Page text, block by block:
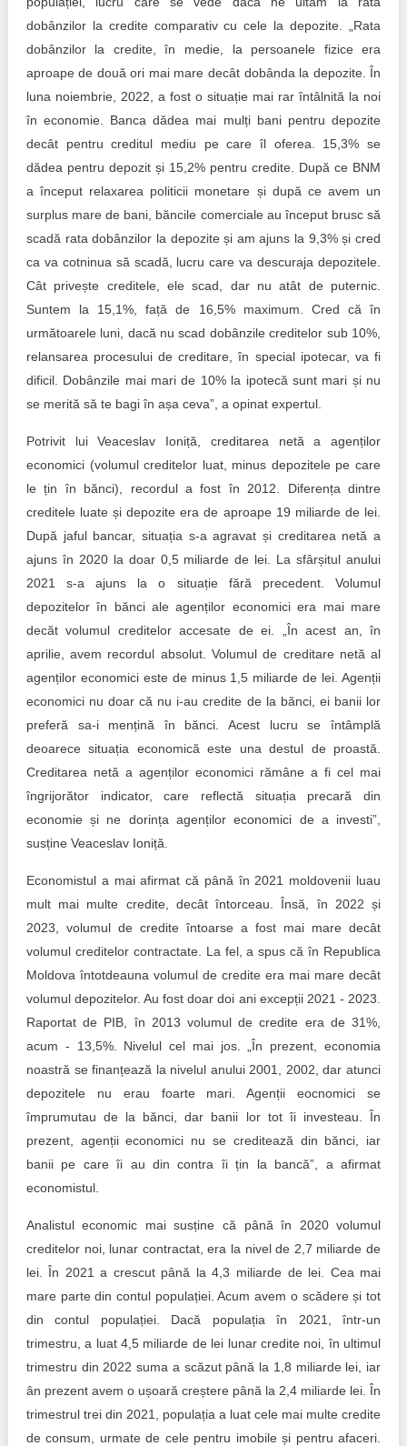
dobânzilor la credite comparativ cu cele la depozite. „Rata
dobânzilor la credite, în medie, la persoanele fizice era
aproape de două ori mai mare decât dobânda la depozite. În
luna noiembrie, 2022, a fost o situație mai rar întâlnită la noi
în economie. Banca dădea mai mulți bani pentru depozite
decât pentru creditul mediu pe care îl oferea. 15,3% se
dădea pentru depozit și 15,2% pentru credite. După ce BNM
a început relaxarea politicii monetare și după ce avem un
surplus mare de bani, băncile comerciale au început brusc să
scadă rata dobânzilor la depozite și am ajuns la 9,3% și cred
ca va cotninua să scadă, lucru care va descuraja depozitele.
Cât privește creditele, ele scad, dar nu atât de puternic.
Suntem la 15,1%, față de 16,5% maximum. Cred că în
următoarele luni, dacă nu scad dobânzile creditelor sub 10%,
relansarea procesului de creditare, în special ipotecar, va fi
dificil. Dobânzile mai mari de 10% la ipotecă sunt mari și nu
se merită să te bagi în așa ceva”, a opinat expertul.
Potrivit lui Veaceslav Ioniță, creditarea netă a agenților
economici (volumul creditelor luat, minus depozitele pe care
le țin în bănci), recordul a fost în 2012. Diferența dintre
creditele luate și depozite era de aproape 19 miliarde de lei.
După jaful bancar, situația s-a agravat și creditarea netă a
ajuns în 2020 la doar 0,5 miliarde de lei. La sfârșitul anului
2021 s-a ajuns la o situație fără precedent. Volumul
depozitelor în bănci ale agenților economici era mai mare
decăt volumul creditelor accesate de ei. „În acest an, în
aprilie, avem recordul absolut. Volumul de creditare netă al
agenților economici este de minus 1,5 miliarde de lei. Agenții
economici nu doar că nu i-au credite de la bănci, ei banii lor
preferă sa-i mențină în bănci. Acest lucru se întâmplă
deoarece situația economică este una destul de proastă.
Creditarea netă a agenților economici rămâne a fi cel mai
îngrijorător indicator, care reflectă situația precară din
economie și ne dorința agenților economici de a investi”,
susține Veaceslav Ioniță.
Economistul a mai afirmat că până în 2021 moldovenii luau
mult mai multe credite, decât întorceau. Însă, în 2022 și
2023, volumul de credite întoarse a fost mai mare decât
volumul creditelor contractate. La fel, a spus că în Republica
Moldova întotdeauna volumul de credite era mai mare decât
volumul depozitelor. Au fost doar doi ani excepții 2021 - 2023.
Raportat de PIB, în 2013 volumul de credite era de 31%,
acum - 13,5%. Nivelul cel mai jos. „În prezent, economia
noastră se finanțează la nivelul anului 2001, 2002, dar atunci
depozitele nu erau foarte mari. Agenții eocnomici se
împrumutau de la bănci, dar banii lor tot îi investeau. În
prezent, agenții economici nu se creditează din bănci, iar
banii pe care îi au din contra îi țin la bancă”, a afirmat
economistul.
Analistul economic mai susține că până în 2020 volumul
creditelor noi, lunar contractat, era la nivel de 2,7 miliarde de
lei. În 2021 a crescut până la 4,3 miliarde de lei. Cea mai
mare parte din contul populației. Acum avem o scădere și tot
din contul populației. Dacă populația în 2021, într-un
trimestru, a luat 4,5 miliarde de lei lunar credite noi, în ultimul
trimestru din 2022 suma a scăzut până la 1,8 miliarde lei, iar
ân prezent avem o ușoară creștere până la 2,4 miliarde lei. În
trimestrul trei din 2021, populația a luat cele mai multe credite
de consum, urmate de cele pentru imobile și pentru afaceri.